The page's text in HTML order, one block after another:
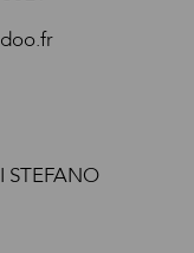
STEFANO